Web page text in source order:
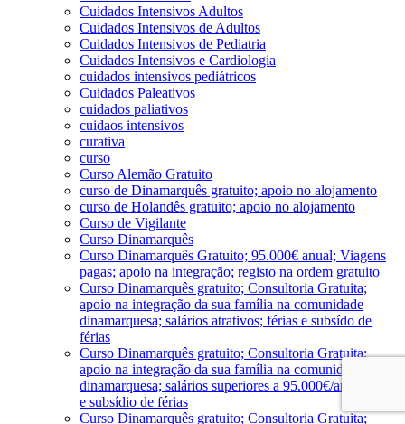
Cuidados Intensivos Adultos
Cuidados Intensivos de Adultos
Cuidados Intensivos de Pediatria
Cuidados Intensivos e Cardiologia
cuidados intensivos pediátricos
Cuidados Paleativos
cuidados paliativos
cuidaos intensivos
curativa
curso
Curso Alemão Gratuito
curso de Dinamarquês gratuito; apoio no alojamento
curso de Holandês gratuito; apoio no alojamento
Curso de Vigilante
Curso Dinamarquês
Curso Dinamarquês Gratuito; 95.000€ anual; Viagens
pagas; apoio na integração; registo na ordem gratuito
Curso Dinamarquês gratuito; Consultoria Gratuita;
apoio na integração da sua família na comunidade
dinamarquesa; salários atrativos; férias e subsído de
férias
Curso Dinamarquês gratuito; Consultoria Gratuita;
apoio na integração da sua família na comunidade
dinamarquesa; salários superiores a 95.000€/ano; férias
e subsídio de férias
Curso Dinamarquês gratuito; Consultoria Gratuita;